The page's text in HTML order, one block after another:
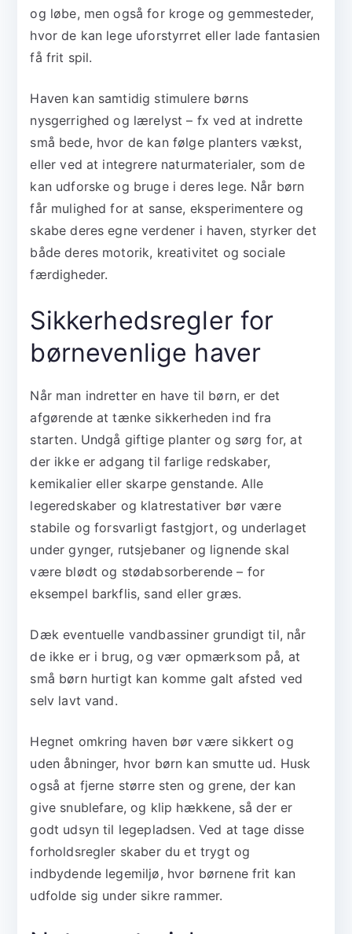
og løbe, men også for kroge og gemmesteder,
hvor de kan lege uforstyrret eller lade fantasien
få frit spil.
Haven kan samtidig stimulere børns
nysgerrighed og lærelyst – fx ved at indrette
små bede, hvor de kan følge planters vækst,
eller ved at integrere naturmaterialer, som de
kan udforske og bruge i deres lege. Når børn
får mulighed for at sanse, eksperimentere og
skabe deres egne verdener i haven, styrker det
både deres motorik, kreativitet og sociale
færdigheder.
Sikkerhedsregler for
børnevenlige haver
Når man indretter en have til børn, er det
afgørende at tænke sikkerheden ind fra
starten. Undgå giftige planter og sørg for, at
der ikke er adgang til farlige redskaber,
kemikalier eller skarpe genstande. Alle
legeredskaber og klatrestativer bør være
stabile og forsvarligt fastgjort, og underlaget
under gynger, rutsjebaner og lignende skal
være blødt og stødabsorberende – for
eksempel barkflis, sand eller græs.
Dæk eventuelle vandbassiner grundigt til, når
de ikke er i brug, og vær opmærksom på, at
små børn hurtigt kan komme galt afsted ved
selv lavt vand.
Hegnet omkring haven bør være sikkert og
uden åbninger, hvor børn kan smutte ud. Husk
også at fjerne større sten og grene, der kan
give snublefare, og klip hækkene, så der er
godt udsyn til legepladsen. Ved at tage disse
forholdsregler skaber du et trygt og
indbydende legemiljø, hvor børnene frit kan
udfolde sig under sikre rammer.